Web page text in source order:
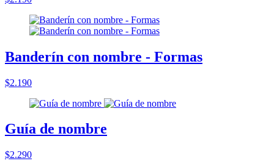
Banderín con nombre - Formas
$2.190
Guía de nombre
$2.290